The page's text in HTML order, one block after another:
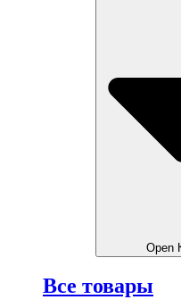
Open
Все товары